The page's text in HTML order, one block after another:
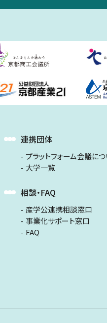
連携団体
プラットフォーム会議に
大学一覧
相談・FAQ
産学公連携相談窓口
事業化サポート窓口
FAQ